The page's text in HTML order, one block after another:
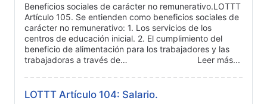
Beneficios sociales de carácter no remunerativo.LOTTT
Artículo 105. Se entienden como beneficios sociales de
carácter no remunerativo: 1. Los servicios de los
centros de educación inicial. 2. El cumplimiento del
beneficio de alimentación para los trabajadores y las
trabajadoras a través de…
Leer más...
LOTTT Artículo 104: Salario.